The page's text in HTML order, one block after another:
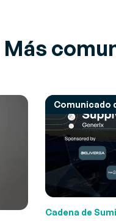
Más
Comunicado
Cadena de